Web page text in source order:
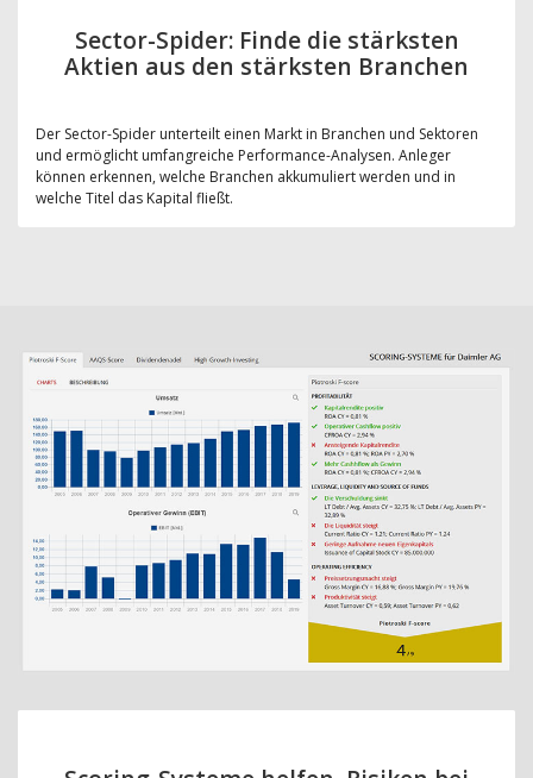
Sector-Spider: Finde die stärksten
Aktien aus den stärksten Branchen
Der Sector-Spider unterteilt einen Markt in Branchen und Sektoren
und ermöglicht umfangreiche Performance-Analysen. Anleger
können erkennen, welche Branchen akkumuliert werden und in
welche Titel das Kapital fließt.